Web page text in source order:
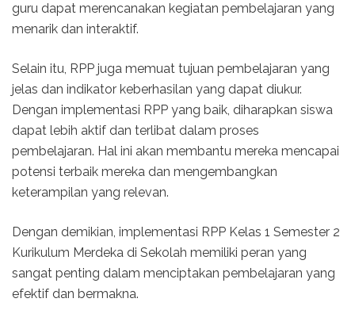
guru dapat merencanakan kegiatan pembelajaran yang
menarik dan interaktif.
Selain itu, RPP juga memuat tujuan pembelajaran yang
jelas dan indikator keberhasilan yang dapat diukur.
Dengan implementasi RPP yang baik, diharapkan siswa
dapat lebih aktif dan terlibat dalam proses
pembelajaran. Hal ini akan membantu mereka mencapai
potensi terbaik mereka dan mengembangkan
keterampilan yang relevan.
Dengan demikian, implementasi RPP Kelas 1 Semester 2
Kurikulum Merdeka di Sekolah memiliki peran yang
sangat penting dalam menciptakan pembelajaran yang
efektif dan bermakna.